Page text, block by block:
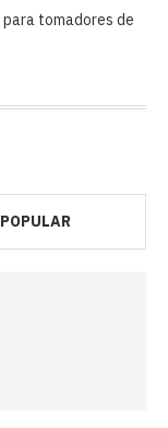
para tomadores de
POPULAR